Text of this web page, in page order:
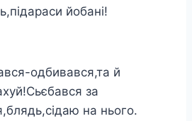
йобані!
одбивався,та й
за
на нього.